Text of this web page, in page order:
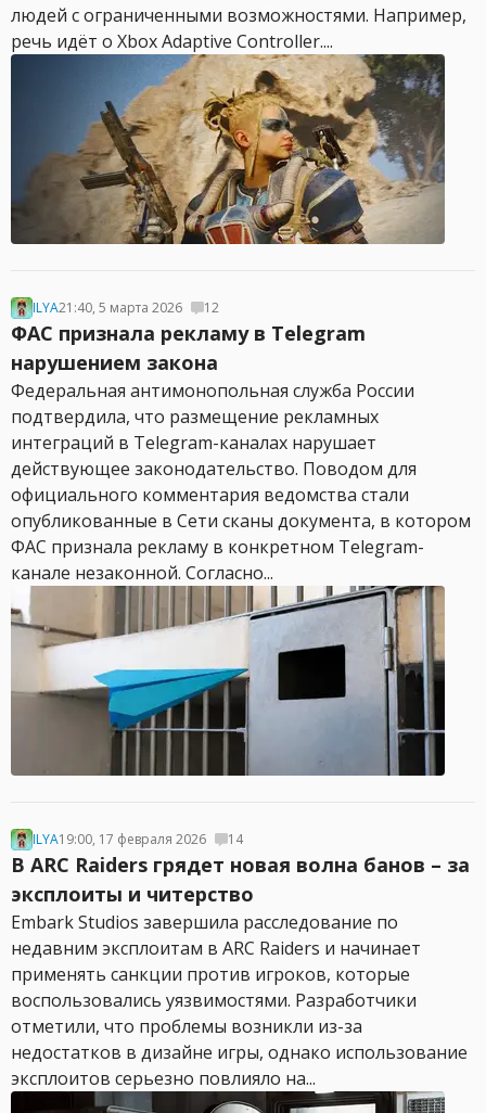
людей с ограниченными возможностями. Например,
речь идёт о Xbox Adaptive Controller....
ILYA21:40, 5 марта 2026 12
ФАС признала рекламу в Telegram
нарушением закона
Федеральная антимонопольная служба России
подтвердила, что размещение рекламных
интеграций в Telegram-каналах нарушает
действующее законодательство. Поводом для
официального комментария ведомства стали
опубликованные в Сети сканы документа, в котором
ФАС признала рекламу в конкретном Telegram-
канале незаконной. Согласно...
ILYA19:00, 17 февраля 2026 14
В ARC Raiders грядет новая волна банов – за
эксплоиты и читерство
Embark Studios завершила расследование по
недавним эксплоитам в ARC Raiders и начинает
применять санкции против игроков, которые
воспользовались уязвимостями. Разработчики
отметили, что проблемы возникли из-за
недостатков в дизайне игры, однако использование
эксплоитов серьезно повлияло на...